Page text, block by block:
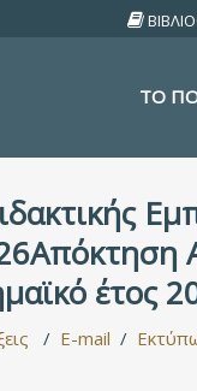
TO
έτος
E-mail